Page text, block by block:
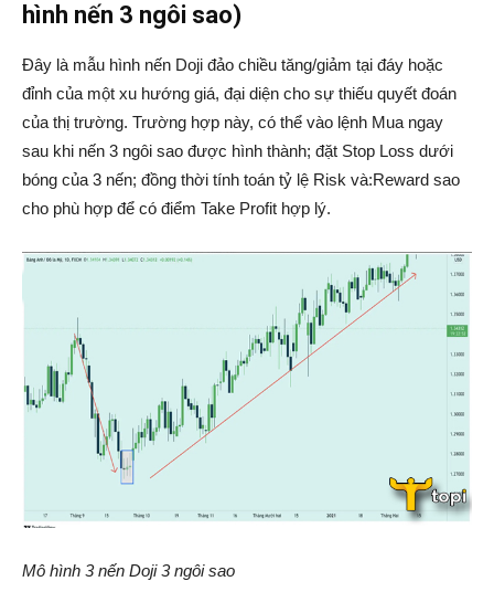
hình nến 3 ngôi sao)
Đây là mẫu hình nến Doji đảo chiều tăng/giảm tại đáy hoặc
đỉnh của một xu hướng giá, đại diện cho sự thiếu quyết đoán
của thị trường. Trường hợp này, có thể vào lệnh Mua ngay
sau khi nến 3 ngôi sao được hình thành; đặt Stop Loss dưới
bóng của 3 nến; đồng thời tính toán tỷ lệ Risk và:Reward sao
cho phù hợp để có điểm Take Profit hợp lý.
Mô hình 3 nến Doji 3 ngôi sao